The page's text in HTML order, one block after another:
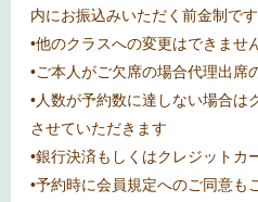
内にお振込みいただく前金制です
•他のクラスへの変更はできませ
•ご本人がご欠席の場合代理出席
•人数が予約数に達しない場合は
させていただきます
•銀行決済もしくはクレジットカ
•予約時に会員規定へのご同意も